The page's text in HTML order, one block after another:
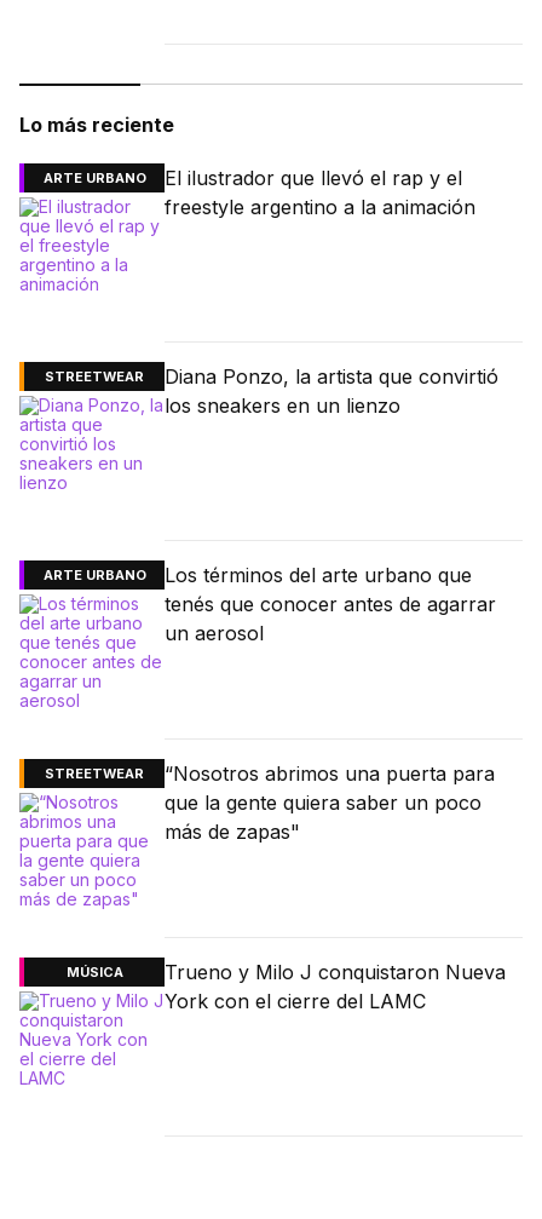
Lo más reciente
ARTE URBANO
El ilustrador que llevó el rap y el
freestyle argentino a la animación
STREETWEAR
Diana Ponzo, la artista que convirtió
los sneakers en un lienzo
ARTE URBANO
Los términos del arte urbano que
tenés que conocer antes de agarrar
un aerosol
STREETWEAR
“Nosotros abrimos una puerta para
que la gente quiera saber un poco
más de zapas"
MÚSICA
Trueno y Milo J conquistaron Nueva
York con el cierre del LAMC